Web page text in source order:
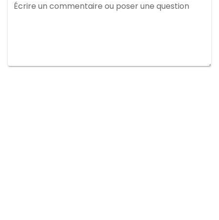
Écrire un commentaire ou poser une question